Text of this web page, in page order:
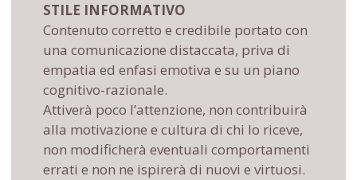
STILE INFORMATIVO
Contenuto corretto e credibile portato con
una comunicazione distaccata, priva di
empatia ed enfasi emotiva e su un piano
cognitivo-razionale.
Attiverà poco l’attenzione, non contribuirà
alla motivazione e cultura di chi lo riceve,
non modificherà eventuali comportamenti
errati e non ne ispirerà di nuovi e virtuosi.